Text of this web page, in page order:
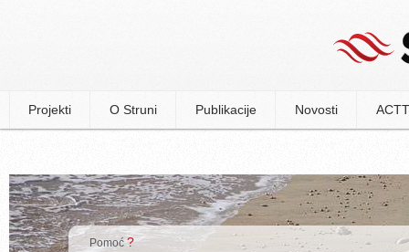
Projekti O Struni Publikacije Novosti
Pomoć?